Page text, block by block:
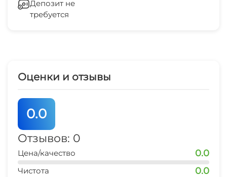
Прокат велосипедов
Катание на лыжах
Бильярд
Катание на лодке/каноэ
Дети до 5 лет размещаются бесплатно
без предоставления дополнительного
Отопление
Спутниковое ТВ
СВЧ
Депозит не
требуется
Оценки и отзывы
0.0
Отзывов: 0
Цена/качество 0.0
Чистота 0.0